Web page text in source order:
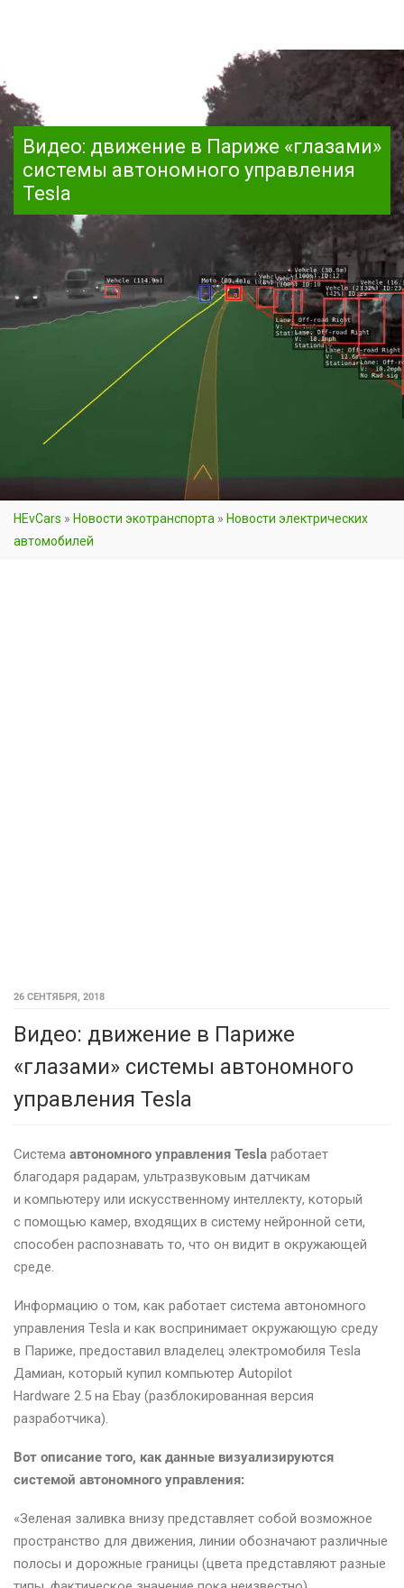
Видео: движение в Париже «глазами»
системы автономного управления
Tesla
HEvCars » Новости экотранспорта » Новости электрических
автомобилей
26 СЕНТЯБРЯ, 2018
Видео: движение в Париже
«глазами» системы автономного
управления Tesla
Система автономного управления Tesla работает
благодаря радарам, ультразвуковым датчикам
и компьютеру или искусственному интеллекту, который
с помощью камер, входящих в систему нейронной сети,
способен распознавать то, что он видит в окружающей
среде.
Информацию о том, как работает система автономного
управления Tesla и как воспринимает окружающую среду
в Париже, предоставил владелец электромобиля Tesla
Дамиан, который купил компьютер Autopilot
Hardware 2.5 на Ebay (разблокированная версия
разработчика).
Вот описание того, как данные визуализируются
системой автономного управления:
«Зеленая заливка внизу представляет собой возможное
пространство для движения, линии обозначают различные
полосы и дорожные границы (цвета представляют разные